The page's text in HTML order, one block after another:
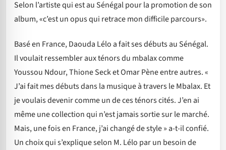
Selon l’artiste qui est au Sénégal pour la promotion de son
album, «c’est un opus qui retrace mon difficile parcours».
Basé en France, Daouda Lélo a fait ses débuts au Sénégal.
Il voulait ressembler aux ténors du mbalax comme
Youssou Ndour, Thione Seck et Omar Pène entre autres. «
J’ai fait mes débuts dans la musique à travers le Mbalax. Et
je voulais devenir comme un de ces ténors cités. J’en ai
même une collection qui n’est jamais sortie sur le marché.
Mais, une fois en France, j’ai changé de style » a-t-il confié.
Un choix qui s’explique selon M. Lélo par un besoin de